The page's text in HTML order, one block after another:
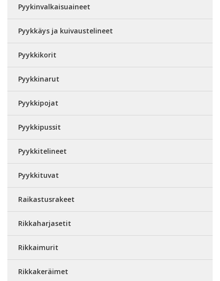
Pyykinvalkaisuaineet
Pyykkäys ja kuivaustelineet
Pyykkikorit
Pyykkinarut
Pyykkipojat
Pyykkipussit
Pyykkitelineet
Pyykkituvat
Raikastusrakeet
Rikkaharjasetit
Rikkaimurit
Rikkakeräimet